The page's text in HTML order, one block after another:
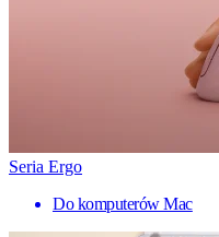
Seria Ergo
Do komputerów Mac